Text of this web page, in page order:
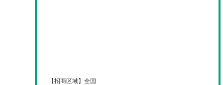
【招商区域】 全国